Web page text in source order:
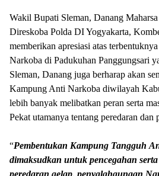
Wakil Bupati Sleman, Danang
Direskoba Polda DI Yogyakarta,
memberikan apresiasi atas
Narkoba di Padukuhan Panggungsari
Sleman, Danang juga berharap akan
Kampung Anti Narkoba diwilayah
lebih banyak melibatkan peran serta
Pekat utamanya tentang peredaran dan
“Pembentukan Kampung Tangguh
dimaksudkan untuk pencegahan serta
peredaran gelap, penyalahgunaan